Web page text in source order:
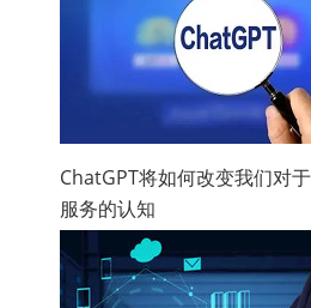
ChatGPT将如何改变我们对
服务的认知